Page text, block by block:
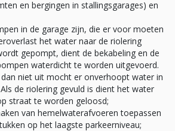
en bergingen in stallingsgarages) en
in de garage zijn, die er voor moeten
het water naar de riolering
gepompt, dient de bekabeling en de
waterdicht te worden uitgevoerd.
niet uit mocht er onverhoopt water in
de riolering gevuld is dient het water
straat te worden geloosd;
van hemelwaterafvoeren toepassen
op het laagste parkeerniveau;